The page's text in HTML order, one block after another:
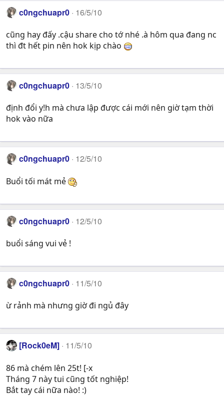
c0ngchuapr0 16/5/10
cũng hay đấy .cậu share cho tớ nhé .à hôm qua đang nc
thì đt hết pin nên hok kịp chào
c0ngchuapr0 13/5/10
định đổi y!h mà chưa lập được cái mới nên giờ tạm thời
hok vào nữa
c0ngchuapr0 12/5/10
Buổi tối mát mẻ
c0ngchuapr0 12/5/10
buổi sáng vui vẻ !
c0ngchuapr0 11/5/10
ừ rảnh mà nhưng giờ đi ngủ đây
[Rock0eM] 11/5/10
86 mà chém lên 25t! [-x
Tháng 7 này tui cũng tốt nghiệp!
Bắt tay cái nữa nào! :)